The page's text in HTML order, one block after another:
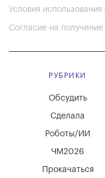
Условия
Согласие на
РУБРИКИ
Обсудить
Сделала
Роботы/ИИ
ЧМ2026
Прокачаться